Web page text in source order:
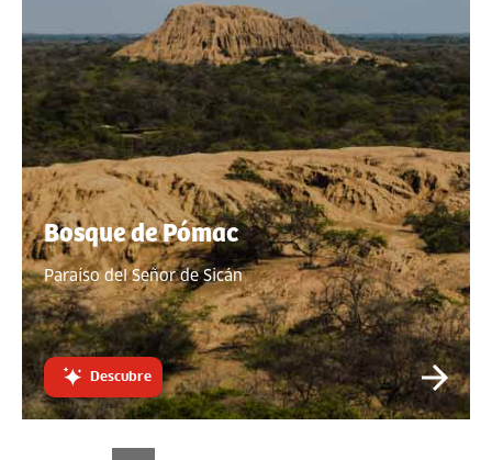
Bosque de Pómac
Paraíso del Señor de Sicán
Descubre